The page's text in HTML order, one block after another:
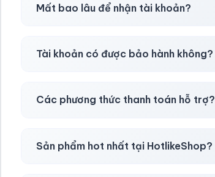
Mất bao lâu để nhận tài khoản?
Tài khoản có được bảo hành không?
Các phương thức thanh toán hỗ trợ?
Sản phẩm hot nhất tại HotlikeShop?